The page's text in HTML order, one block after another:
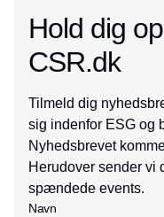
Hold dig
CSR.dk
Tilmeld dig
sig indenfor ESG og
Nyhedsbrevet
Herudover sender vi
spændede events.
Navn